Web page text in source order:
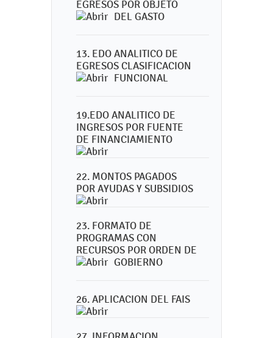
EGRESOS POR OBJETO
DEL GASTO
13. EDO ANALITICO DE
EGRESOS CLASIFICACION
FUNCIONAL
19.EDO ANALITICO DE
INGRESOS POR FUENTE
DE FINANCIAMIENTO
22. MONTOS PAGADOS
POR AYUDAS Y SUBSIDIOS
23. FORMATO DE
PROGRAMAS CON
RECURSOS POR ORDEN DE
GOBIERNO
26. APLICACION DEL FAIS